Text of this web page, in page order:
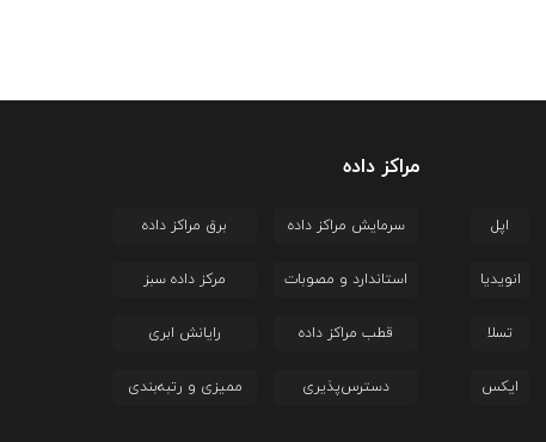
اپل
انویدیا
تسلا
ایکس
مراکز داده
سرمایش مراکز داده برق مراکز داده
استاندارد و مصوبات مرکز داده سبز
قطب مراکز داده رایانش ابری
دسترس‌پذیری ممیزی و رتبه‌بندی